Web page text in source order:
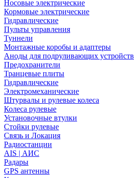
Носовые электрические
Кормовые электрические
Гидравлические
Пульты управления
Туннели
Монтажные коробы и адаптеры
Аноды для подруливающих устройств
Предохранители
Транцевые плиты
Гидравлические
Электромеханические
Штурвалы и рулевые колеса
Колеса рулевые
Установочные втулки
Стойки рулевые
Связь и Локация
Радиостанции
AIS | АИС
Радары
GPS антенны